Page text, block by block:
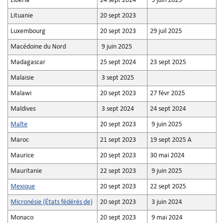
Lituanie 20 sept 2023
Luxembourg 20 sept 2023 29 juil 2025
Macédoine du Nord 9 juin 2025
Madagascar 25 sept 2024 23 sept 2025
Malaisie 3 sept 2025
Malawi 20 sept 2023 27 févr 2025
Maldives 3 sept 2024 24 sept 2024
Malte 20 sept 2023 9 juin 2025
Maroc 21 sept 2023 19 sept 2025 A
Maurice 20 sept 2023 30 mai 2024
Mauritanie 22 sept 2023 9 juin 2025
Mexique 20 sept 2023 22 sept 2025
Micronésie (États fédérés de) 20 sept 2023 3 juin 2024
Monaco 20 sept 2023 9 mai 2024